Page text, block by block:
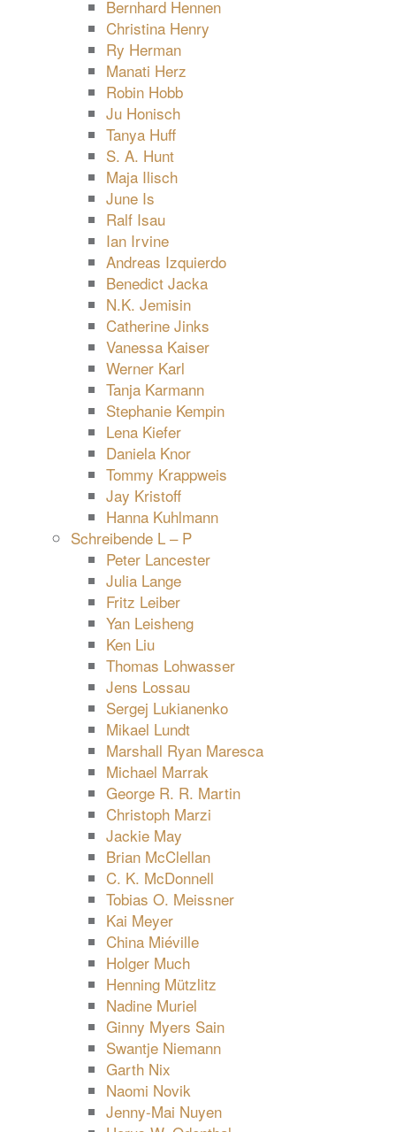
Bernhard Hennen
Christina Henry
Ry Herman
Manati Herz
Robin Hobb
Ju Honisch
Tanya Huff
S. A. Hunt
Maja Ilisch
June Is
Ralf Isau
Ian Irvine
Andreas Izquierdo
Benedict Jacka
N.K. Jemisin
Catherine Jinks
Vanessa Kaiser
Werner Karl
Tanja Karmann
Stephanie Kempin
Lena Kiefer
Daniela Knor
Tommy Krappweis
Jay Kristoff
Hanna Kuhlmann
Schreibende L – P
Peter Lancester
Julia Lange
Fritz Leiber
Yan Leisheng
Ken Liu
Thomas Lohwasser
Jens Lossau
Sergej Lukianenko
Mikael Lundt
Marshall Ryan Maresca
Michael Marrak
George R. R. Martin
Christoph Marzi
Jackie May
Brian McClellan
C. K. McDonnell
Tobias O. Meissner
Kai Meyer
China Miéville
Holger Much
Henning Mützlitz
Nadine Muriel
Ginny Myers Sain
Swantje Niemann
Garth Nix
Naomi Novik
Jenny-Mai Nuyen